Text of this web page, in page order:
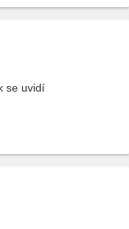
se uvidí